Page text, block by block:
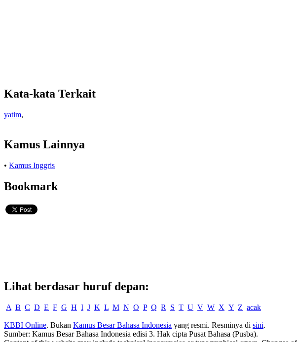
Kata-kata Terkait
yatim,
Kamus Lainnya
• Kamus Inggris
Bookmark
Lihat berdasar huruf depan:
A B C D E F G H I J K L M N O P Q R S T U V W X Y Z acak
KBBI Online. Bukan Kamus Besar Bahasa Indonesia yang resmi. Resminya di sini.
Sumber: Kamus Besar Bahasa Indonesia edisi 3. Hak cipta Pusat Bahasa (Pusba).